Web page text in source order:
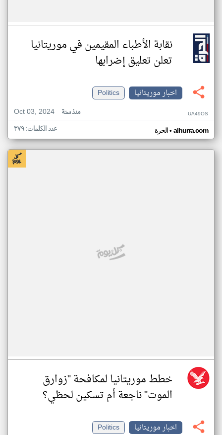
نقابة الأطباء المقيمين في موريتانيا
تعلن تعليق إضرابها
اخبار موريتانيا
Politics
Oct 03, 2024
منذ سنة UA49OS
الحرة• alhurra.com عدد الكلمات: ٣٧٩
خطط موريتانيا لمكافحة "زوارق
الموت" ناجعة أم تسكين لحظي؟
اخبار موريتانيا
Politics